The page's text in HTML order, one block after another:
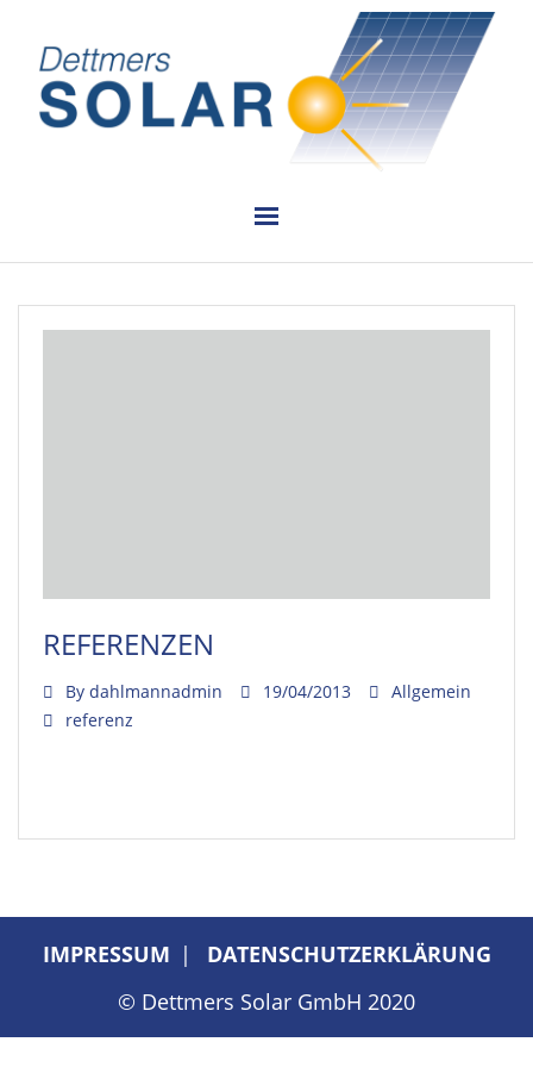
PLANUNG
INSTALLATION
REFERENZEN
By dahlmannadmin 19/04/2013
Allgemein
referenz
IMPRESSUM
DATENSCHUTZERKLÄRUNG
© Dettmers Solar GmbH 2020